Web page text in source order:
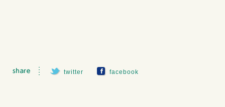
twitter facebook